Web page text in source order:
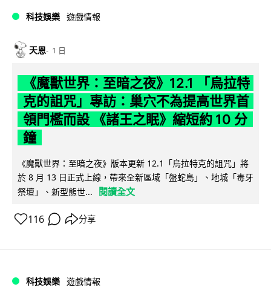
科技娛樂 遊戲情報
天恩 1 日
《魔獸世界：至暗之夜》12.1 「烏拉特
克的詛咒」專訪：巢穴不為提高世界首
領門檻而設 《諸王之眠》縮短約 10 分
鐘
《魔獸世界：至暗之夜》版本更新 12.1「烏拉特克的詛咒」將
於 8 月 13 日正式上線，帶來全新區域「盤蛇島」、地城「毒牙
祭壇」、新型態世...
閱讀全文
116 分享
科技娛樂 遊戲情報